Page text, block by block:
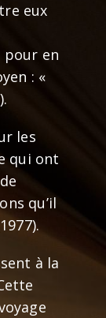
eux
pour en
: «
les
qui ont
qu’il
à la